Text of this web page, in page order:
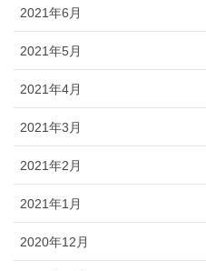
2021年6月
2021年5月
2021年4月
2021年3月
2021年2月
2021年1月
2020年12月